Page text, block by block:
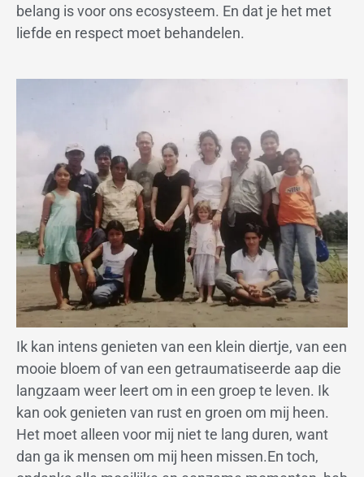
belang is voor ons ecosysteem. En dat je het met
liefde en respect moet behandelen.
Ik kan intens genieten van een klein diertje, van een
mooie bloem of van een getraumatiseerde aap die
langzaam weer leert om in een groep te leven. Ik
kan ook genieten van rust en groen om mij heen.
Het moet alleen voor mij niet te lang duren, want
dan ga ik mensen om mij heen missen.En toch,